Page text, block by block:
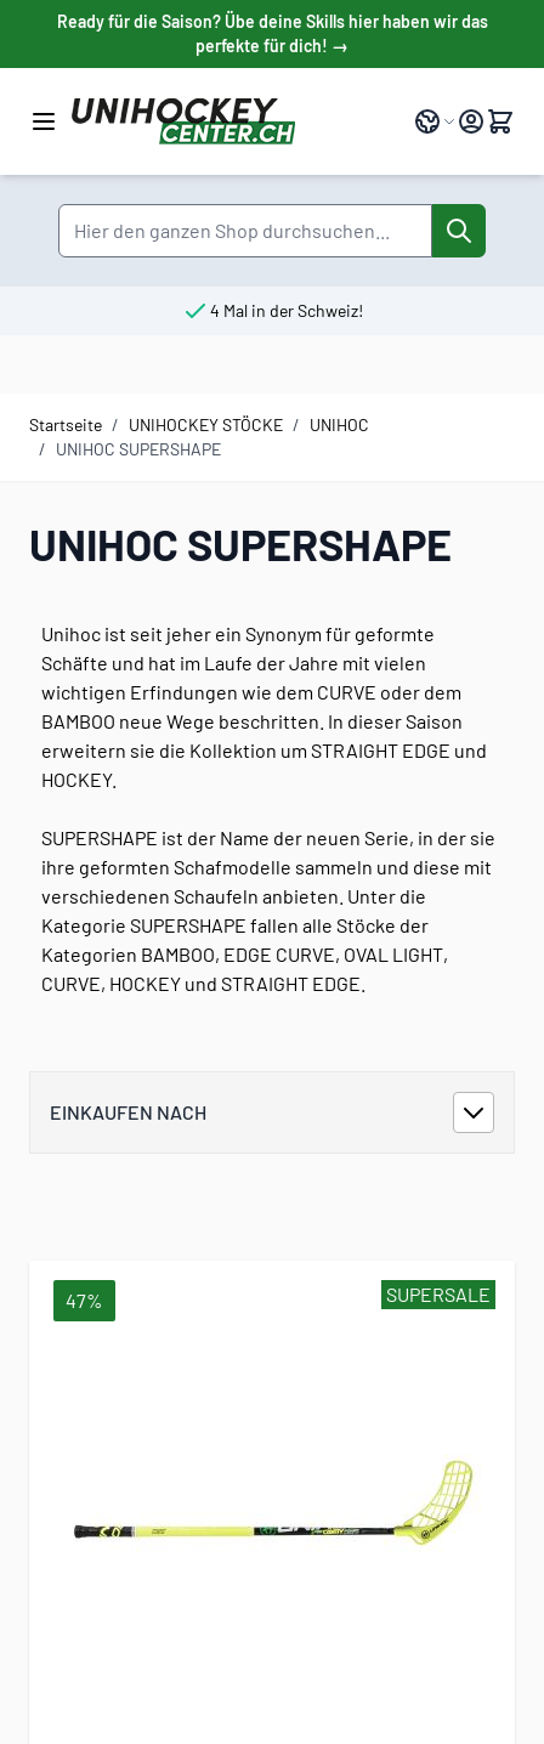
Direkt zum Inhalt
Ready für die Saison? Übe deine Skills hier haben wir das
perfekte für dich! →
Sprache
Suche
4 Mal in der Schweiz!
Startseite / UNIHOCKEY STÖCKE / UNIHOC
/ UNIHOC SUPERSHAPE
UNIHOC SUPERSHAPE
Unihoc ist seit jeher ein Synonym für geformte
Schäfte und hat im Laufe der Jahre mit vielen
wichtigen Erfindungen wie dem CURVE oder dem
BAMBOO neue Wege beschritten. In dieser Saison
erweitern sie die Kollektion um STRAIGHT EDGE und
HOCKEY.
SUPERSHAPE ist der Name der neuen Serie, in der sie
ihre geformten Schafmodelle sammeln und diese mit
verschiedenen Schaufeln anbieten. Unter die
Kategorie SUPERSHAPE fallen alle Stöcke der
Kategorien BAMBOO, EDGE CURVE, OVAL LIGHT,
CURVE, HOCKEY und STRAIGHT EDGE.
EINKAUFEN NACH
SUPERSALE
47%